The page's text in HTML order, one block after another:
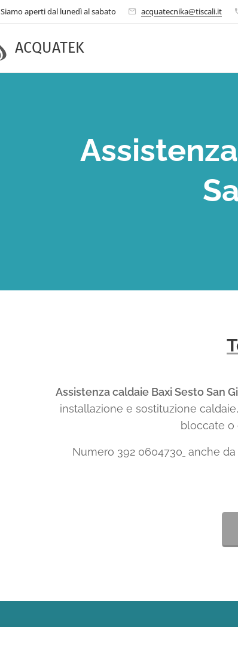
Siamo aperti dal lunedì al sabato acquatecnika@tiscali.it
ACQUATEK
Assistenza caldaie Baxi Sesto San
installazione e sostituzione
bloccate o
Numero 392 0604730 anche